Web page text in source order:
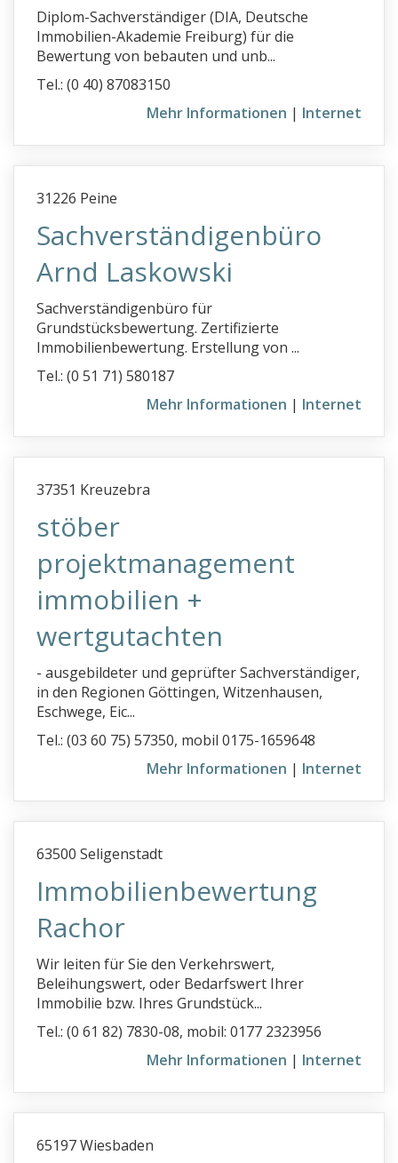
Diplom-Sachverständiger (DIA, Deutsche
Immobilien-Akademie Freiburg) für die
Bewertung von bebauten und unb...
Tel.: (0 40) 87083150
Mehr Informationen | Internet
31226 Peine
Sachverständigenbüro
Arnd Laskowski
Sachverständigenbüro für
Grundstücksbewertung. Zertifizierte
Immobilienbewertung. Erstellung von ...
Tel.: (0 51 71) 580187
Mehr Informationen | Internet
37351 Kreuzebra
stöber
projektmanagement
immobilien +
wertgutachten
- ausgebildeter und geprüfter Sachverständiger,
in den Regionen Göttingen, Witzenhausen,
Eschwege, Eic...
Tel.: (03 60 75) 57350, mobil 0175-1659648
Mehr Informationen | Internet
63500 Seligenstadt
Immobilienbewertung
Rachor
Wir leiten für Sie den Verkehrswert,
Beleihungswert, oder Bedarfswert Ihrer
Immobilie bzw. Ihres Grundstück...
Tel.: (0 61 82) 7830-08, mobil: 0177 2323956
Mehr Informationen | Internet
65197 Wiesbaden